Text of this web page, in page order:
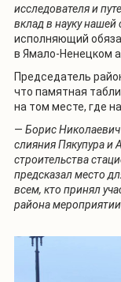
исследователя и
вклад в науку нашей
исполняющий
в Ямало-Ненецком
Председатель
что памятная
на том месте, где
— Борис
слияния Пякупура и
строительства
предсказал место
всем, кто принял
района мероприятии